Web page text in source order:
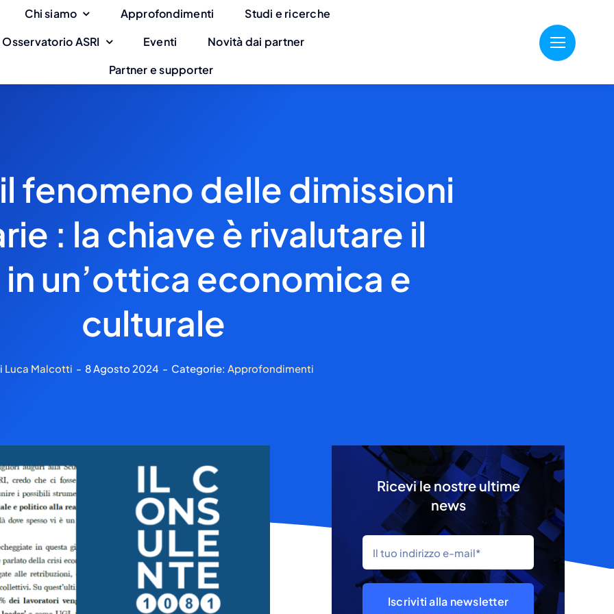
Chi siamo Approfondimenti
Studi e ricerche
Osservatorio ASRI
Eventi
Novità dai partner
Partner e supporter
fenomeno delle dimissioni
: la chiave è rivalutare il
un’ottica economica e
culturale
Luca Malcotti - 8 Agosto 2024 - Categorie: Approfondimenti
Ricevi le nostre ultime
news
Iscriviti alla newsletter